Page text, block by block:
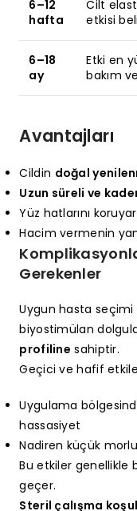
6–12
hafta
Cilt
etkisi
6–18
ay
Etki en
bakım
Avantajları
Cildin doğal
Uzun süreli ve
Yüz hatlarını
Hacim vermenin
Gerekenler
Uygun hasta seçimi
biyostimülan
profiline sahiptir.
Geçici ve hafif
Uygulama
hassasiyet
Nadiren küçük
Bu etkiler genellikle
geçer.
Steril çalışma